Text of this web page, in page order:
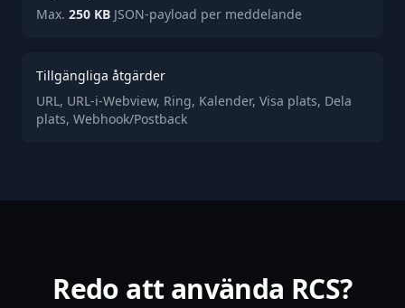
Max. 250 KB JSON-payload per meddelande
Tillgängliga åtgärder
URL, URL-i-Webview, Ring, Kalender, Visa plats, Dela
plats, Webhook/Postback
Redo att använda RCS?